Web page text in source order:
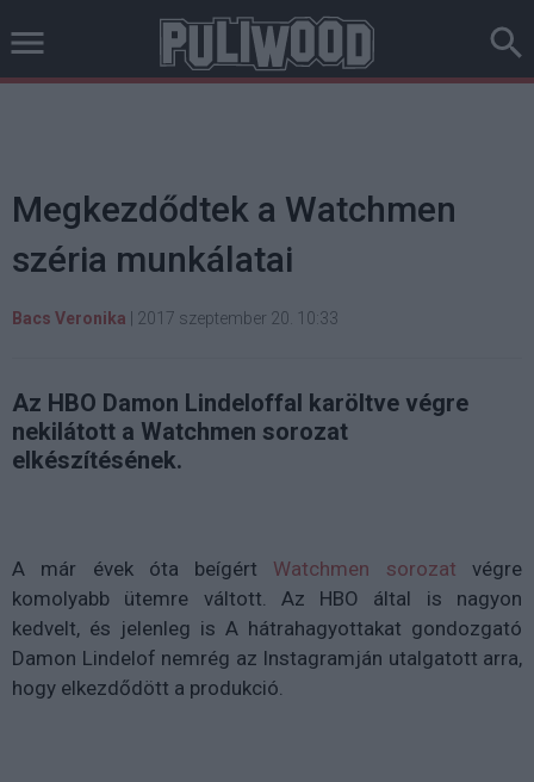
Megkezdődtek a Watchmen
széria munkálatai
Bacs Veronika 2017 szeptember 20. 10:33
Az HBO Damon Lindeloffal karöltve végre
nekilátott a Watchmen sorozat
elkészítésének.
A már évek óta beígért Watchmen sorozat végre
komolyabb ütemre váltott. Az HBO által is nagyon
kedvelt, és jelenleg is A hátrahagyottakat gondozgató
Damon Lindelof nemrég az Instagramján utalgatott arra,
hogy elkezdődött a produkció.